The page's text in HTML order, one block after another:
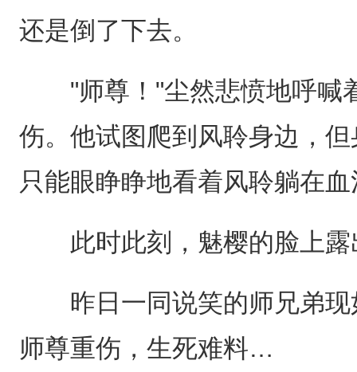
还是倒了下去。
"师尊！"尘然悲愤地呼喊
伤。他试图爬到风聆身边，
只能眼睁睁地看着风聆躺在
此时此刻，魅樱的脸上露
昨日一同说笑的师兄弟现
师尊重伤，生死难料…